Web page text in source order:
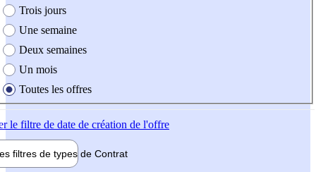
Trois jours
Une semaine
Deux semaines
Un mois
Toutes les offres
le filtre de date de création de l'offre
filtres de types de Contrat